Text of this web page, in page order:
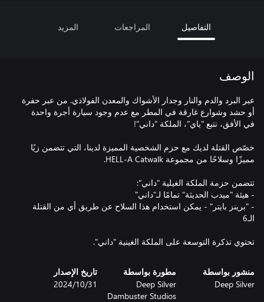
التفاصيل المراجعات المزيد
الوصف
عبر البرد والدم والنار وجدار الأشواك والمعدن الفولاذي. من عبر حفرة
أو حشد وشوارع غارقة في المطر مع عدم وجود سيارة أجرة واحدة
خصّص القتلة لديك مع حزم الشخصية المميزة لدينا، التي تتضمن زيًا
- "برينز بايتر" - يمكن استخدام هذا السلاح عن طريق أي من القتلة
تحتوي تذكرة التوسعة على الملكة الغينية "داني".
منشور بواسطة
Deep Silver
مطورة بواسطة
Deep Silver
Dambuster Studios
تاريخ الإصدار
31‏/10‏/2024